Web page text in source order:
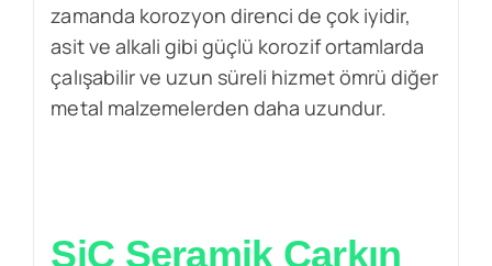
zamanda korozyon direnci de çok iyidir,
asit ve alkali gibi güçlü korozif ortamlarda
çalışabilir ve uzun süreli hizmet ömrü diğer
metal malzemelerden daha uzundur.
SiC Seramik Çarkın